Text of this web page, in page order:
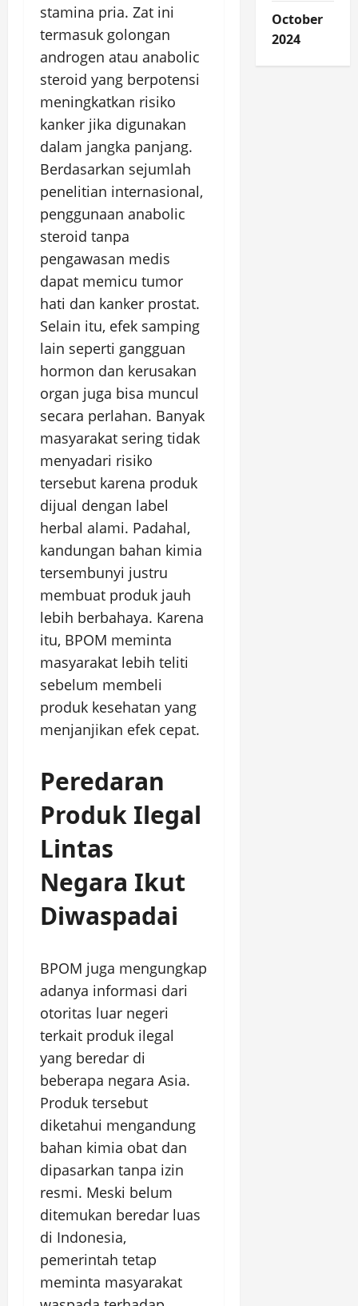
stamina pria. Zat ini
termasuk golongan
androgen atau anabolic
steroid yang berpotensi
meningkatkan risiko
kanker jika digunakan
dalam jangka panjang.
Berdasarkan sejumlah
penelitian internasional,
penggunaan anabolic
steroid tanpa
pengawasan medis
dapat memicu tumor
hati dan kanker prostat.
Selain itu, efek samping
lain seperti gangguan
hormon dan kerusakan
organ juga bisa muncul
secara perlahan. Banyak
masyarakat sering tidak
menyadari risiko
tersebut karena produk
dijual dengan label
herbal alami. Padahal,
kandungan bahan kimia
tersembunyi justru
membuat produk jauh
lebih berbahaya. Karena
itu, BPOM meminta
masyarakat lebih teliti
sebelum membeli
produk kesehatan yang
menjanjikan efek cepat.
Peredaran
Produk Ilegal
Lintas
Negara Ikut
Diwaspadai
BPOM juga mengungkap
adanya informasi dari
otoritas luar negeri
terkait produk ilegal
yang beredar di
beberapa negara Asia.
Produk tersebut
diketahui mengandung
bahan kimia obat dan
dipasarkan tanpa izin
resmi. Meski belum
ditemukan beredar luas
di Indonesia,
pemerintah tetap
meminta masyarakat
October
2024